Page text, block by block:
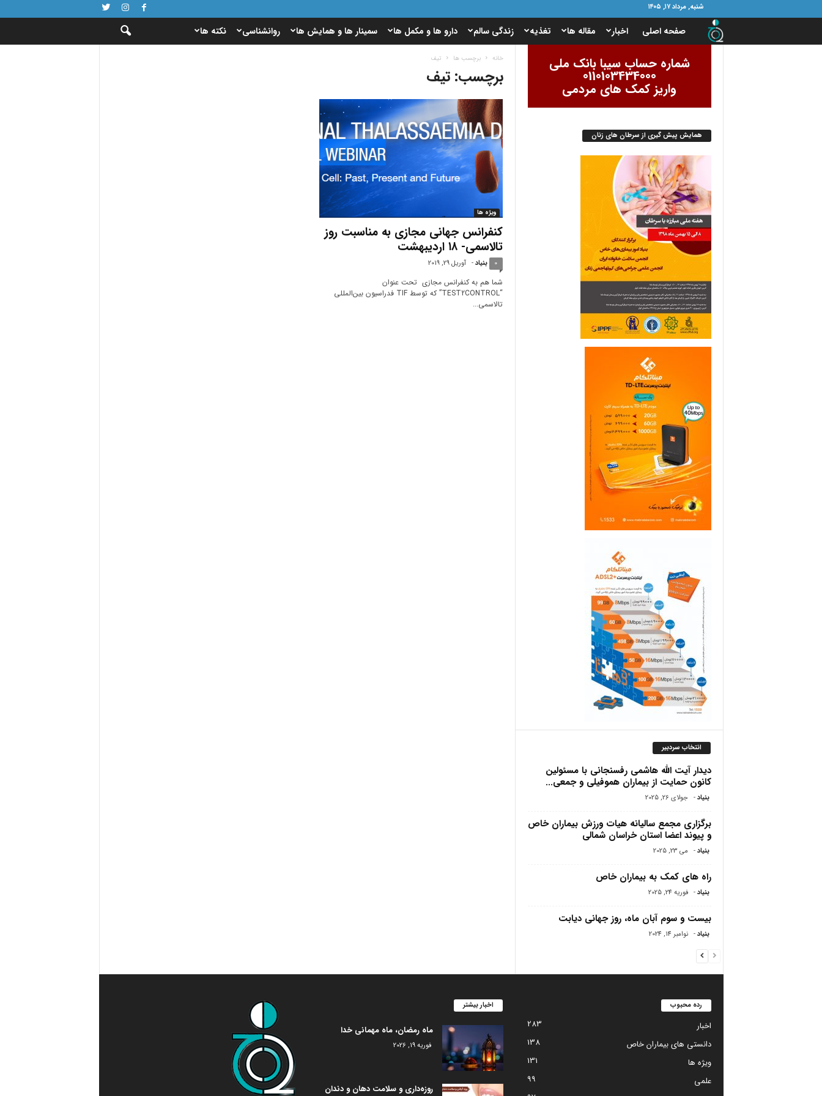
شنبه, مرداد ۱۷, ۱۴۰۵
ا
د
م
و
ر
ی
م
ی
ا
خ
ص
صفحه اصلی اخبار مقاله ها تغذیه زندگی سالم دارو ها و مکمل ها سمینار ها و همایش ها روانشناسی نکته ها
خانه برچسب ها تیف
برچسب: تیف
ویژه ها
کنفرانس جهانی مجازی به مناسبت روز
تالاسمی- ۱۸ اردیبهشت
بنیاد - آوریل 29, 2019 0
شما هم به کنفرانس مجازی تحت عنوان
“TEST2CONTROL” که توسط TIF فدراسیون بین‌المللی
تالاسمی...
شماره حساب سیبا بانک ملی
0110103434000
واریز کمک های مردمی
همایش پیش گیری از سرطان های زنان
انتخاب سردبیر
دیدار آیت الله هاشمی رفسنجانی با مسئولین
کانون حمایت از بیماران هموفیلى و جمعى...
بنیاد - جولای 26, 2025
برگزاری مجمع سالیانه هیات ورزش بیماران خاص
و پیوند اعضا استان خراسان شمالی
بنیاد - می 23, 2025
راه های کمک به بیماران خاص
بنیاد - فوریه 24, 2025
بیست و سوم آبان ماه، روز جهانی دیابت
بنیاد - نوامبر 14, 2024
اخبار بیشتر
ماه رمضان، ماه مهمانی خدا
فوریه 19, 2026
روزه‌داری و سلامت دهان و دندان
رده محبوب
اخبار
283
دانستی های بیماران خاص
138
ویژه ها
131
علمی
99